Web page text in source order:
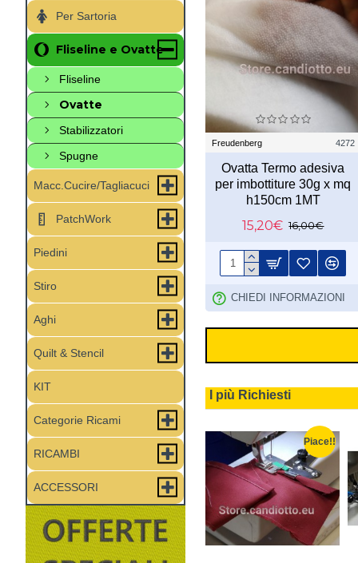
Per Sartoria
Fliseline e Ovatte
Fliseline
Ovatte
Stabilizzatori
Spugne
Macc.Cucire/Tagliacuci
PatchWork
Piedini
Stiro
Aghi
Quilt & Stencil
KIT
Categorie Ricami
RICAMBI
ACCESSORI
Freudenberg 4272
Ovatta Termo adesiva
per imbottiture 30g x mq
h150cm 1MT
15,20€ 16,00€
CHIEDI INFORMAZIONI
I più Richiesti
Piace!! Piace!! Piace!!